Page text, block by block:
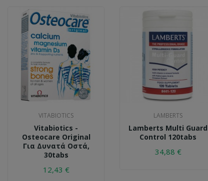
VITABIOTICS
Vitabiotics -
Osteocare Original
Για Δυνατά Οστά,
30tabs
12,43 €
LAMBERTS
Lamberts Multi Guard
Control 120tabs
34,88 €